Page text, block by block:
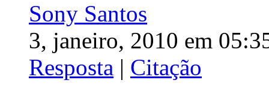
Sony Santos
3, janeiro, 2010 em
Resposta | Citação